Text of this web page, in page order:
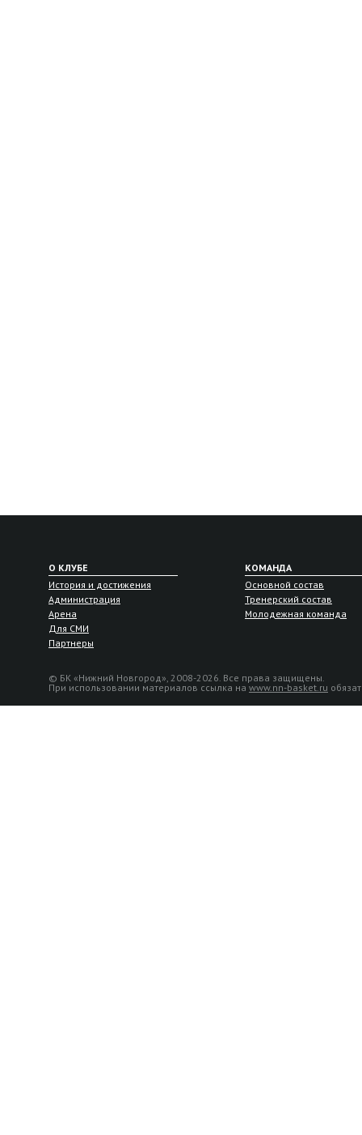
О КЛУБЕ
История и достижения
Администрация
Арена
Для СМИ
Партнеры
КОМАНДА
Основной состав
Тренерский состав
Молодежная команда
© БК «Нижний Новгород», 2008-2026. Все права защищены.
При использовании материалов ссылка на www.nn-basket.ru